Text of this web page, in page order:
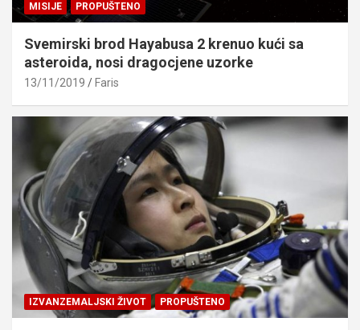
MISIJE PROPUŠTENO
Svemirski brod Hayabusa 2 krenuo kući sa
asteroida, nosi dragocjene uzorke
13/11/2019 Faris
IZVANZEMALJSKI ŽIVOT PROPUŠTENO